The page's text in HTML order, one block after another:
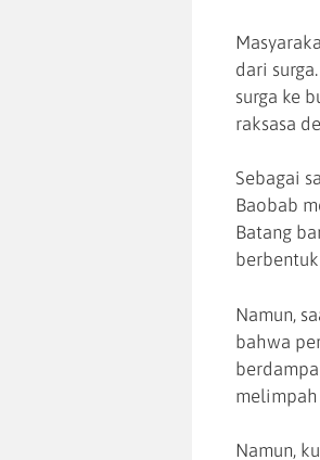
dari
surga ke
raksasa
Sebagai
Baobab
Batang
Namun,
bahwa
Namun,